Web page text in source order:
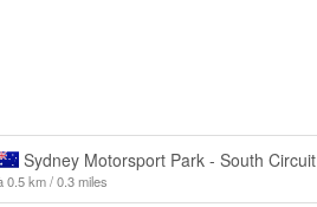
Sydney Motorsport Park - South Circuit
0.5 km / 0.3 miles